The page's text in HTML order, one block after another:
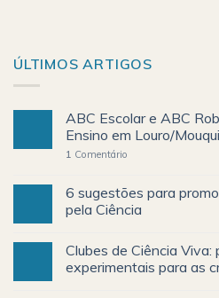
ÚLTIMOS ARTIGOS
ABC Escolar e ABC
Ensino em Louro/
1 Comentário
6 sugestões para
pela Ciência
Clubes de Ciência
experimentais para as